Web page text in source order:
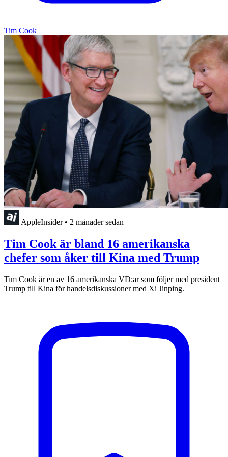
Tim Cook
AppleInsider • 2 månader sedan
Tim Cook är bland 16 amerikanska
chefer som åker till Kina med Trump
Tim Cook är en av 16 amerikanska VD:ar som följer med president
Trump till Kina för handelsdiskussioner med Xi Jinping.